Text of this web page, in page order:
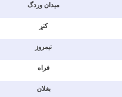
میدان وردگ
کنړ
نیمروز
فراه
بغلان